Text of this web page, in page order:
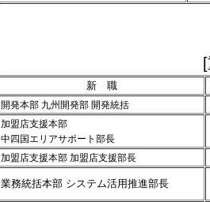
新 職
開発本部 九州開発部 開発統括
加盟店支援本部
中四国エリアサポート部長
加盟店支援本部 加盟店支援部長
業務統括本部 システム活用推進部長